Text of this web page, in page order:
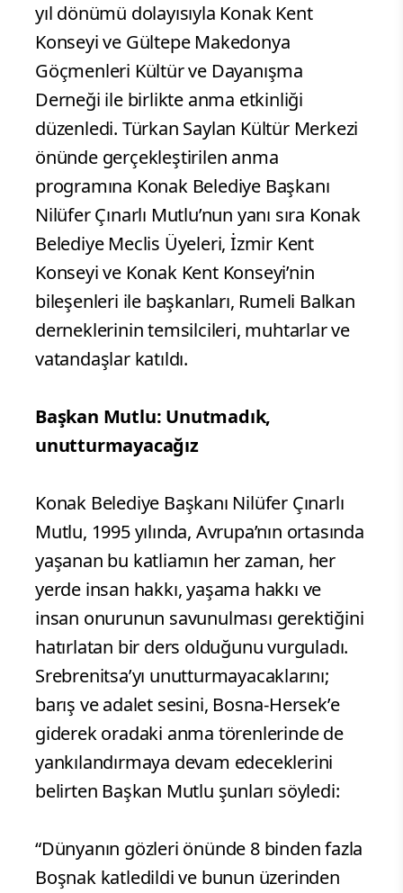
yıl dönümü dolayısıyla Konak Kent
Konseyi ve Gültepe Makedonya
Göçmenleri Kültür ve Dayanışma
Derneği ile birlikte anma etkinliği
düzenledi. Türkan Saylan Kültür Merkezi
önünde gerçekleştirilen anma
programına Konak Belediye Başkanı
Nilüfer Çınarlı Mutlu’nun yanı sıra Konak
Belediye Meclis Üyeleri, İzmir Kent
Konseyi ve Konak Kent Konseyi’nin
bileşenleri ile başkanları, Rumeli Balkan
derneklerinin temsilcileri, muhtarlar ve
vatandaşlar katıldı.
Başkan Mutlu: Unutmadık,
unutturmayacağız
Konak Belediye Başkanı Nilüfer Çınarlı
Mutlu, 1995 yılında, Avrupa’nın ortasında
yaşanan bu katliamın her zaman, her
yerde insan hakkı, yaşama hakkı ve
insan onurunun savunulması gerektiğini
hatırlatan bir ders olduğunu vurguladı.
Srebrenitsa’yı unutturmayacaklarını;
barış ve adalet sesini, Bosna-Hersek’e
giderek oradaki anma törenlerinde de
yankılandırmaya devam edeceklerini
belirten Başkan Mutlu şunları söyledi:
“Dünyanın gözleri önünde 8 binden fazla
Boşnak katledildi ve bunun üzerinden